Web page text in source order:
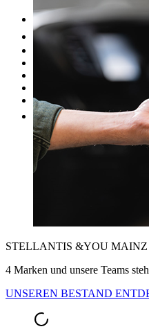
Neuwagen
Gebrauchtwagen
Top Angebote
Unsere Marken
Fahrzeug verkaufen
Mehr
STELLANTIS &YOU MAINZ
4 Marken und unsere Teams
UNSEREN BESTAND